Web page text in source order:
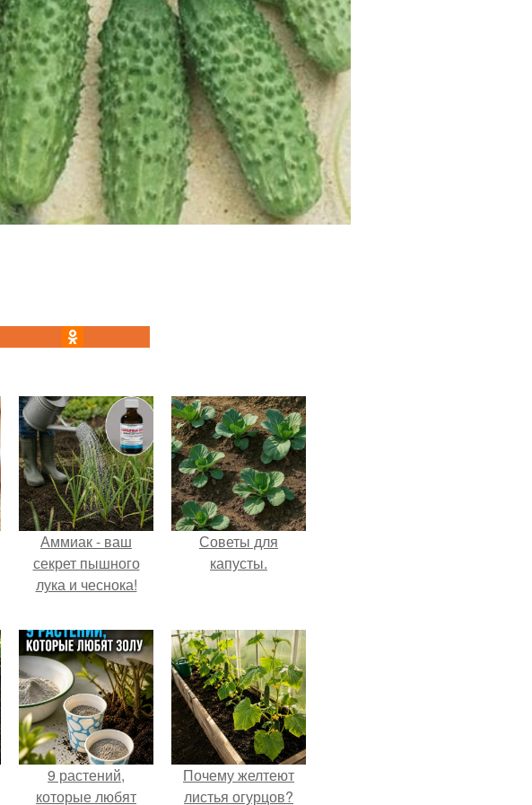
Аммиак - ваш
секрет пышного
лука и чеснока!
Советы для
капусты.
9 растений,
которые любят
Почему желтеют
листья огурцов?